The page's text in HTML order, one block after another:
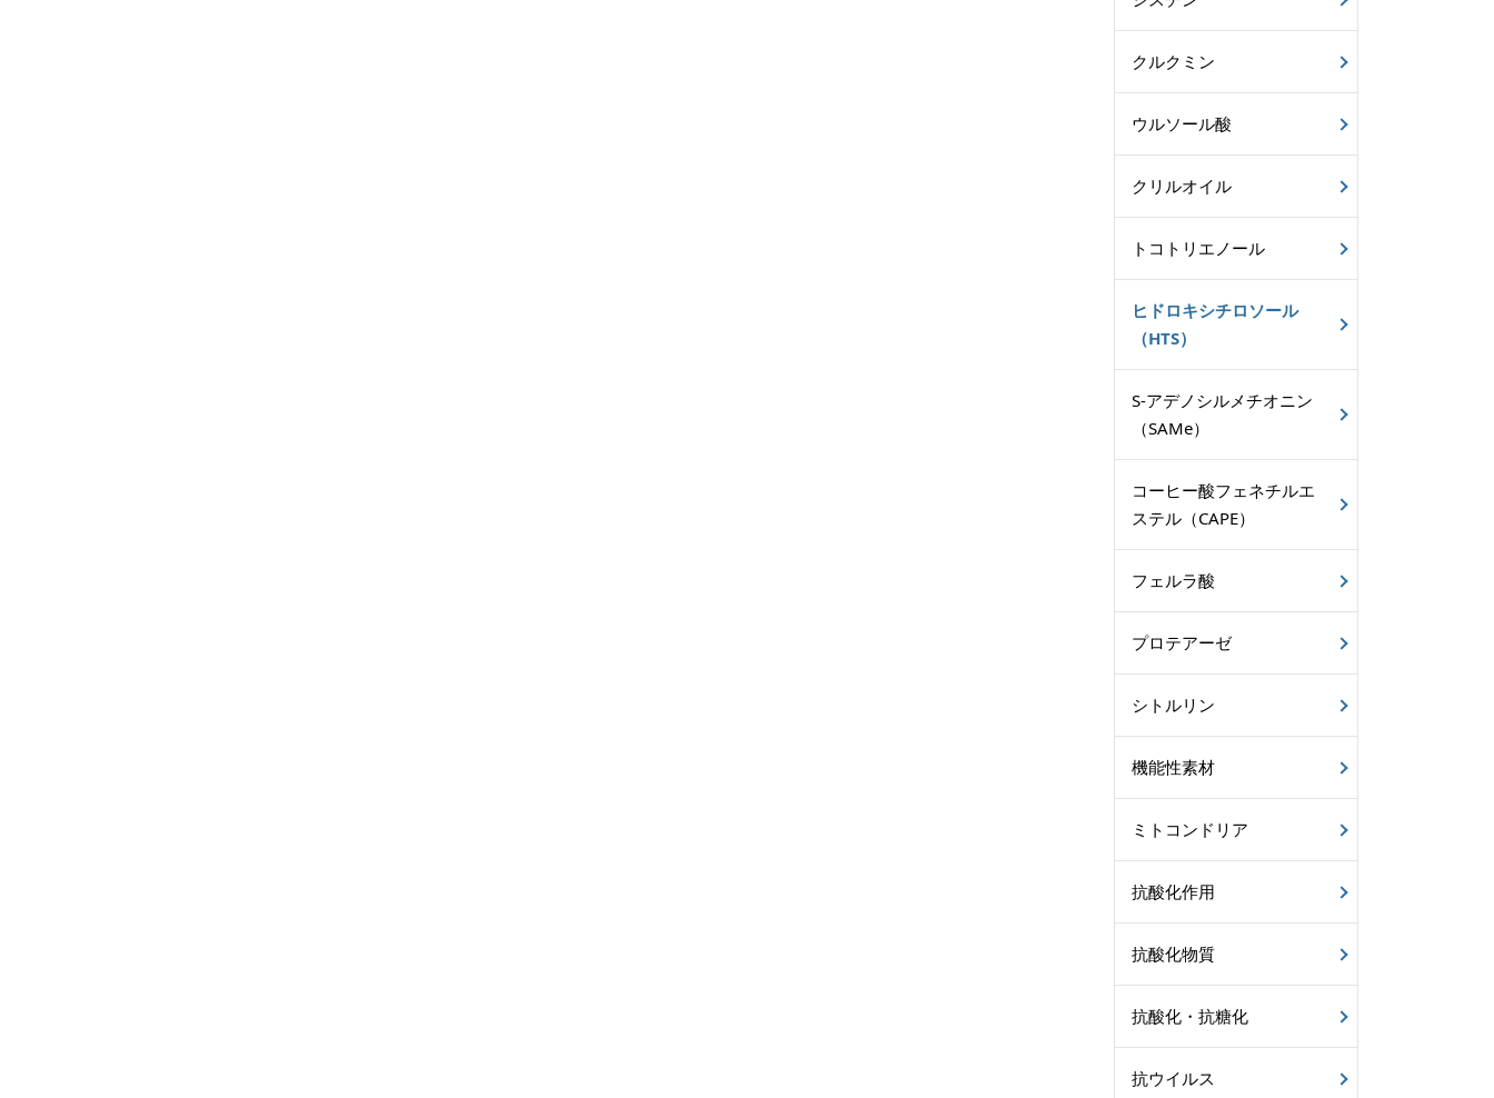
クルクミン
ウルソール酸
クリルオイル
トコトリエノール
ヒドロキシチロソール
（HTS）
S-アデノシルメチオニン
（SAMe）
コーヒー酸フェネチルエ
ステル（CAPE）
フェルラ酸
プロテアーゼ
シトルリン
機能性素材
ミトコンドリア
抗酸化作用
抗酸化物質
抗酸化・抗糖化
抗ウイルス